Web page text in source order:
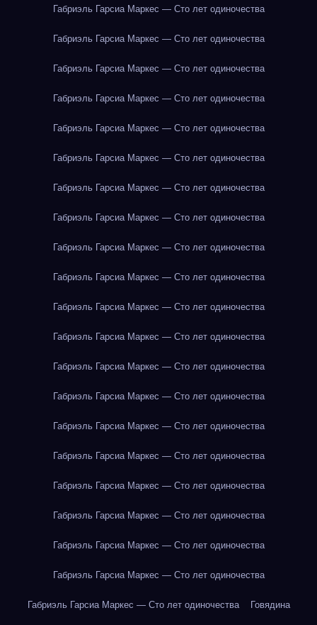
Габриэль Гарсиа Маркес — Сто лет одиночества
Габриэль Гарсиа Маркес — Сто лет одиночества
Габриэль Гарсиа Маркес — Сто лет одиночества
Габриэль Гарсиа Маркес — Сто лет одиночества
Габриэль Гарсиа Маркес — Сто лет одиночества
Габриэль Гарсиа Маркес — Сто лет одиночества
Габриэль Гарсиа Маркес — Сто лет одиночества
Габриэль Гарсиа Маркес — Сто лет одиночества
Габриэль Гарсиа Маркес — Сто лет одиночества
Габриэль Гарсиа Маркес — Сто лет одиночества
Габриэль Гарсиа Маркес — Сто лет одиночества
Габриэль Гарсиа Маркес — Сто лет одиночества
Габриэль Гарсиа Маркес — Сто лет одиночества
Габриэль Гарсиа Маркес — Сто лет одиночества
Габриэль Гарсиа Маркес — Сто лет одиночества
Габриэль Гарсиа Маркес — Сто лет одиночества
Габриэль Гарсиа Маркес — Сто лет одиночества
Габриэль Гарсиа Маркес — Сто лет одиночества
Габриэль Гарсиа Маркес — Сто лет одиночества
Габриэль Гарсиа Маркес — Сто лет одиночества
Габриэль Гарсиа Маркес — Сто лет одиночества Говядина